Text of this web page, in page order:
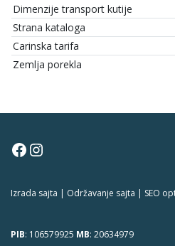
Dimenzije transport kutije
Strana kataloga
Carinska tarifa
Zemlja porekla
Facebook
Instagram
Izrada sajta | Održavanje sajta | SEO
PIB: 106579925 MB: 20634979